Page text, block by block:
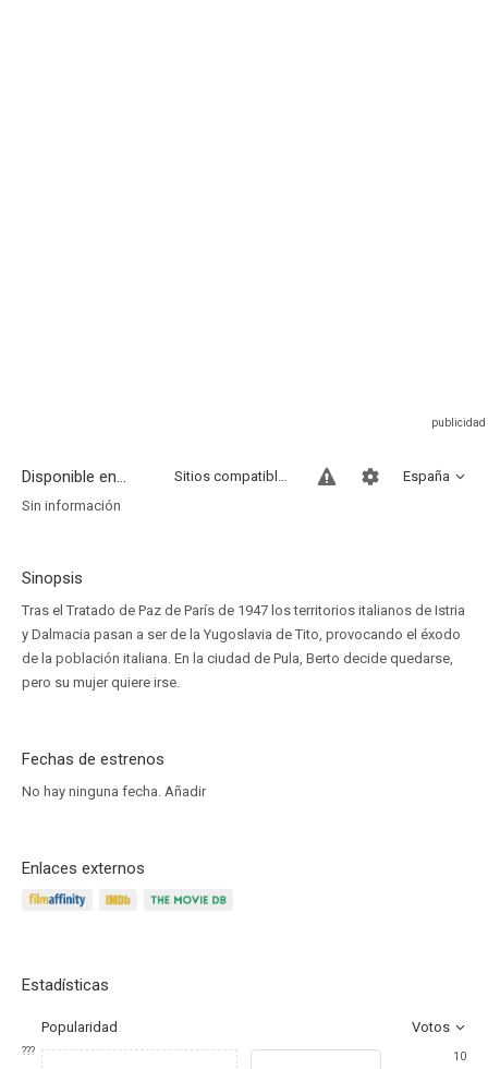
Disponible en... España
Sitios compatibles
Sin información
Sinopsis
Tras el Tratado de Paz de París de 1947 los territorios italianos de Istria
y Dalmacia pasan a ser de la Yugoslavia de Tito, provocando el éxodo
de la población italiana. En la ciudad de Pula, Berto decide quedarse,
pero su mujer quiere irse.
Fechas de estrenos
No hay ninguna fecha. Añadir
Enlaces externos
Estadísticas
Popularidad Votos
???
10